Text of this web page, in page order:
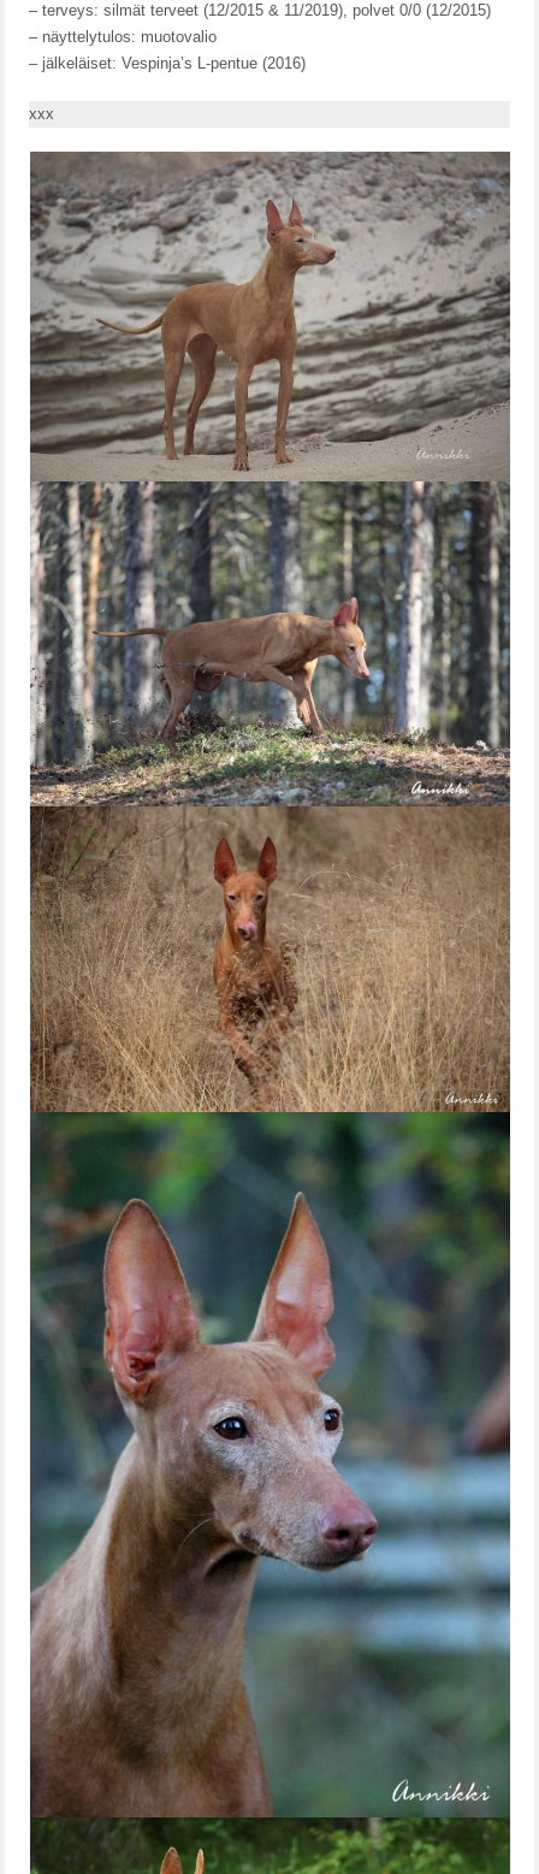
B-PENTUE
C-PENTUE
D-PENTUE
F-PENTUE
G-PENTUE
H-PENTUE
I-PENTUE
J-PENTUE
K-PENTUE
L-PENTUE
M-PENTUE
N-PENTUE
O-PENTUE
P-PENTUE
ROTUESITTELY
ROTUMÄÄRITELMÄ
PENTUJA
AJOKOIRAT
IRMA
AUNE
INOX
UUTISET
– terveys: silmät terveet (12/2015 & 11/2019), polvet 0/0 (12/2015)
– näyttelytulos: muotovalio
– jälkeläiset: Vespinja’s L-pentue (2016)
xxx